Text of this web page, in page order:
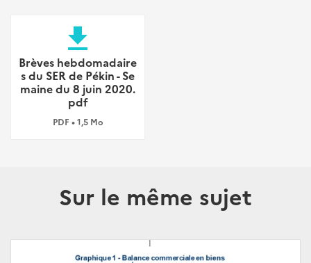
file_download
Brèves hebdomadaire
s du SER de Pékin - Se
maine du 8 juin 2020.
pdf
PDF • 1,5 Mo
Sur le même sujet